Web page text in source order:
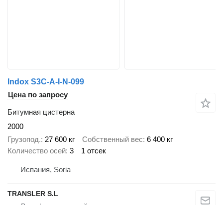
Indox S3C-A-I-N-099
Цена по запросу
Битумная цистерна
2000
Грузопод. 27 600 кг Собственный вес 6 400 кг
Количество осей 3 1 отсек
Испания, Soria
TRANSLER S.L